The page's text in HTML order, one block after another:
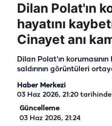
Dilan Polat'ın
hayatını
Cinayet anı
Dilan Polat'ın
saldırının görüntüleri
Haber Merkezi
03 Haz 2026, 21:20 tarihinde
Güncelleme
03 Haz 2026, 21:24